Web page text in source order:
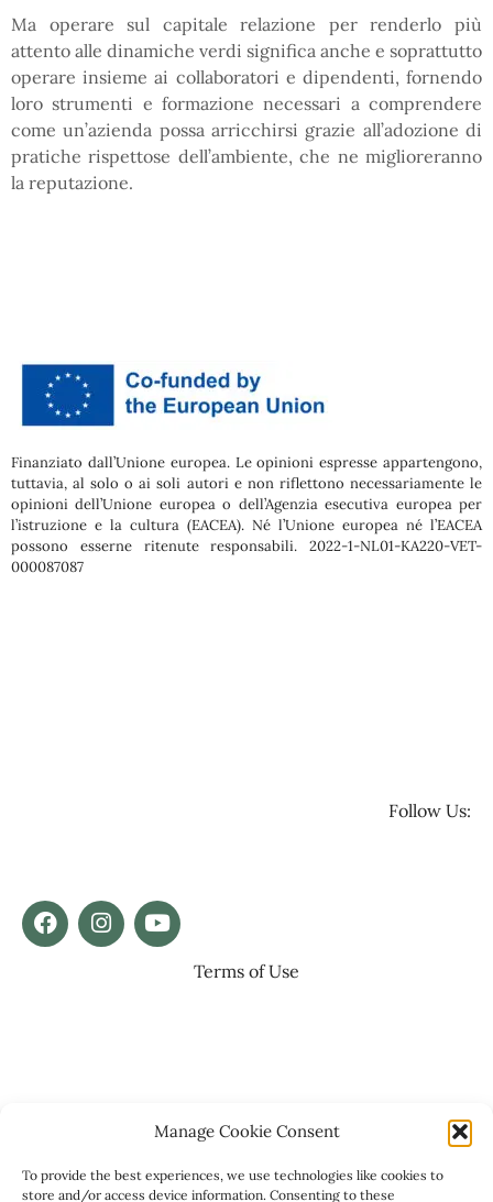
Manage Cookie Consent
To provide the best experiences, we use technologies like cookies to
store and/or access device information. Consenting to these
Ma operare sul capitale relazione per renderlo più
attento alle dinamiche verdi significa anche e soprattutto
operare insieme ai collaboratori e dipendenti, fornendo
loro strumenti e formazione necessari a comprendere
come un’azienda possa arricchirsi grazie all’adozione di
pratiche rispettose dell’ambiente, che ne miglioreranno
la reputazione.
Finanziato dall’Unione europea. Le opinioni espresse appartengono,
tuttavia, al solo o ai soli autori e non riflettono necessariamente le
opinioni dell’Unione europea o dell’Agenzia esecutiva europea per
l’istruzione e la cultura (EACEA). Né l’Unione europea né l’EACEA
possono esserne ritenute responsabili. 2022-1-NL01-KA220-VET-
000087087
Follow Us:
Terms of Use